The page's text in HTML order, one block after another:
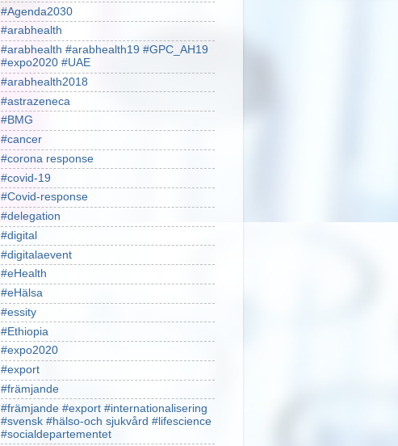
#Agenda2030
#arabhealth
#arabhealth #arabhealth19 #GPC_AH19
#expo2020 #UAE
#arabhealth2018
#astrazeneca
#BMG
#cancer
#corona response
#covid-19
#Covid-response
#delegation
#digital
#digitalaevent
#eHealth
#eHälsa
#essity
#Ethiopia
#expo2020
#export
#främjande
#främjande #export #internationalisering
#svensk #hälso-och sjukvård #lifescience
#socialdepartementet